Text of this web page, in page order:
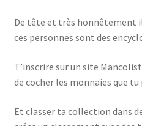
De tête et très honnêtement il
ces personnes sont des
T’inscrire sur un site
de cocher les monnaies que
Et classer ta collection dans